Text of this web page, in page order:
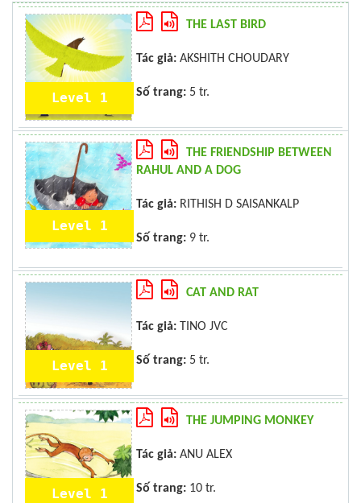
Level 1
THE LAST BIRD
Tác giả: AKSHITH CHOUDARY
Số trang: 5 tr.
Level 1
THE FRIENDSHIP BETWEEN
RAHUL AND A DOG
Tác giả: RITHISH D SAISANKALP
Số trang: 9 tr.
Level 1
CAT AND RAT
Tác giả: TINO JVC
Số trang: 5 tr.
Level 1
THE JUMPING MONKEY
Tác giả: ANU ALEX
Số trang: 10 tr.